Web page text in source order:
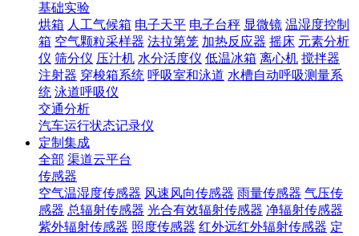
基础实验
烘箱 人工气候箱 电子天平 电子台秤 显微镜 温湿度控制
箱 空气颗粒采样器 法拉第笼 加热反应器 摇床 元素分析
仪 筛分仪 压汁机 水分活度仪 低温冰箱 离心机 搅拌器
注射器 穿梭箱系统 呼吸室和泳道 水槽自动呼吸测量系
统 泳道呼吸仪
交通分析
汽车运行状态记录仪
定制集成
全部 渠道云平台
传感器
空气温湿度传感器 风速风向传感器 雨量传感器 气压传
感器 总辐射传感器 光合有效辐射传感器 净辐射传感器
紫外辐射传感器 照度传感器 红外远红外辐射传感器 定